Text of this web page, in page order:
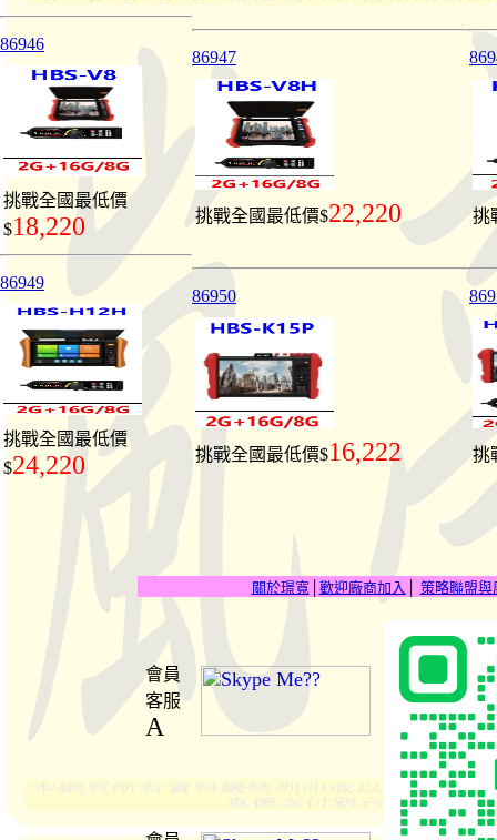
86946
挑戰全國最低價
$18,220
86947
挑戰全國最低價$22,220 挑
86949
挑戰全國最低價
$24,220
86950
挑戰全國最低價$16,222 挑
關於璟寬│ 歡迎廠商加入 策略聯盟與
會員
客服
A